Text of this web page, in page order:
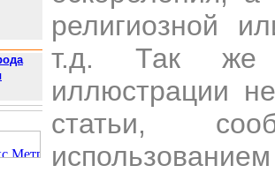
религиозной
т.д. Так же
иллюстрации
статьи,